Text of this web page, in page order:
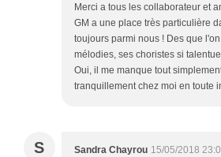
Merci a tous les collaborateur et
GM a une place très particulière
toujours parmi nous ! Des que
mélodies, ses choristes si
Oui, il me manque tout
tranquillement chez moi en toute
S Sandra Chayrou 15/05/2018